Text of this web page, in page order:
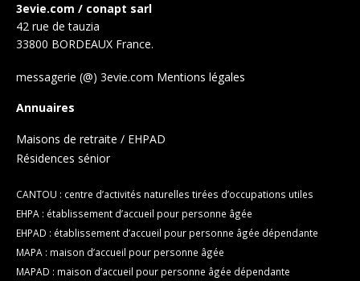
3evie.com / conapt sarl
42 rue de tauzia
33800 BORDEAUX France.
messagerie (@) 3evie.com Mentions légales
Annuaires
Maisons de retraite / EHPAD
Résidences sénior
CANTOU : centre d’activités naturelles tirées d’occupations utiles
EHPA : établissement d’accueil pour personne âgée
EHPAD : établissement d’accueil pour personne âgée dépendante
MAPA : maison d’accueil pour personne âgée
MAPAD : maison d’accueil pour personne âgée dépendante